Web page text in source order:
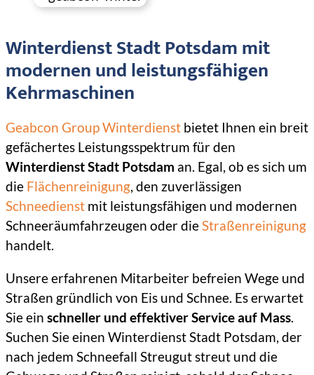
Winterdienst Stadt Potsdam mit
modernen und leistungsfähigen
Kehrmaschinen
Geabcon Group Winterdienst bietet Ihnen ein breit
gefächertes Leistungsspektrum für den
Winterdienst Stadt Potsdam an. Egal, ob es sich um
die Flächenreinigung, den zuverlässigen
Schneedienst mit leistungsfähigen und modernen
Schneeräumfahrzeugen oder dieStraßenreinigung
handelt.
Unsere erfahrenen Mitarbeiter befreien Wege und
Straßen gründlich von Eis und Schnee. Es erwartet
Sie ein schneller und effektiver Service auf Mass.
Suchen Sie einen Winterdienst Stadt Potsdam, der
nach jedem Schneefall Streugut streut und die